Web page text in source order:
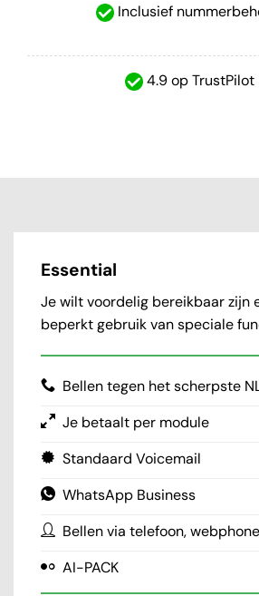
Inclusief
4.9 op TrustPilot
Essential
Je wilt voordelig bereikbaar zijn
beperkt gebruik van speciale
Bellen tegen het scherpste
Je betaalt per module
Standaard Voicemail
WhatsApp Business
Bellen via telefoon,
AI-PACK